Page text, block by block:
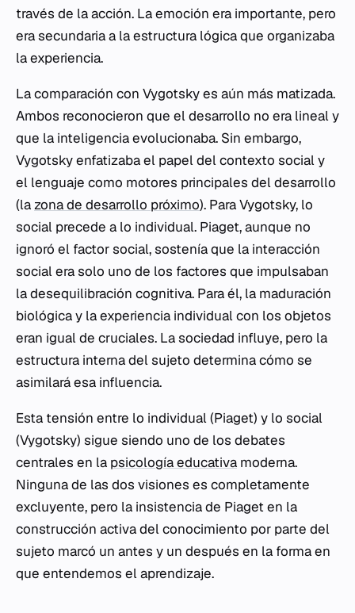
través de la acción. La emoción era importante, pero
era secundaria a la estructura lógica que organizaba
la experiencia.
La comparación con Vygotsky es aún más matizada.
Ambos reconocieron que el desarrollo no era lineal y
que la inteligencia evolucionaba. Sin embargo,
Vygotsky enfatizaba el papel del contexto social y
el lenguaje como motores principales del desarrollo
(lazona de desarrollo próximo). Para Vygotsky, lo
social precede a lo individual. Piaget, aunque no
ignoró el factor social, sostenía que la interacción
social era solo uno de los factores que impulsaban
la desequilibración cognitiva. Para él, la maduración
biológica y la experiencia individual con los objetos
eran igual de cruciales. La sociedad influye, pero la
estructura interna del sujeto determina cómo se
asimilará esa influencia.
Esta tensión entre lo individual (Piaget) y lo social
(Vygotsky) sigue siendo uno de los debates
centrales en la psicología educativa moderna.
Ninguna de las dos visiones es completamente
excluyente, pero la insistencia de Piaget en la
construcción activa del conocimiento por parte del
sujeto marcó un antes y un después en la forma en
que entendemos el aprendizaje.